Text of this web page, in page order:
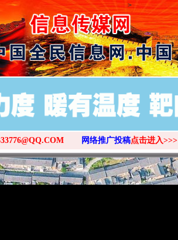
>
网络推广投稿点击进入>>>